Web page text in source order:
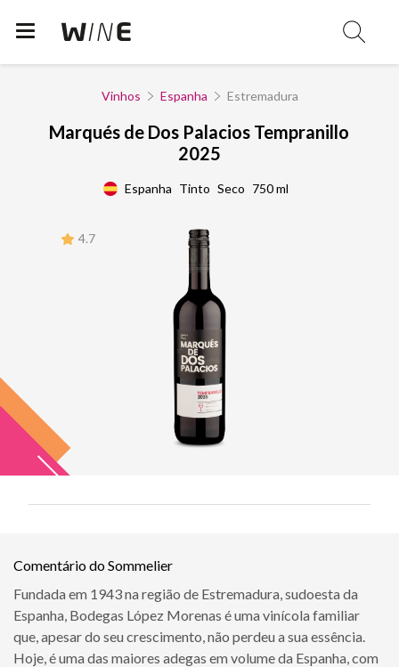
Vinhos Espanha Estremadura
Marqués de Dos Palacios Tempranillo
2025
Espanha Tinto Seco 750 ml
4.7
Comentário do Sommelier
Fundada em 1943 na região de Estremadura, sudoesta da
Espanha, Bodegas López Morenas é uma vinícola familiar
que, apesar do seu crescimento, não perdeu a sua essência.
Hoje, é uma das maiores adegas em volume da Espanha, com